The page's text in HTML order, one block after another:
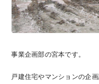
事業企画部の宮本です。
戸建住宅やマンションの企